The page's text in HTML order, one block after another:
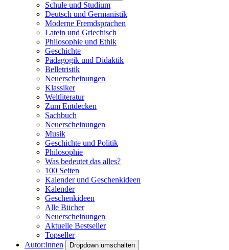
Schule und Studium
Deutsch und Germanistik
Moderne Fremdsprachen
Latein und Griechisch
Philosophie und Ethik
Geschichte
Pädagogik und Didaktik
Belletristik
Neuerscheinungen
Klassiker
Weltliteratur
Zum Entdecken
Sachbuch
Neuerscheinungen
Musik
Geschichte und Politik
Philosophie
Was bedeutet das alles?
100 Seiten
Kalender und Geschenkideen
Kalender
Geschenkideen
Alle Bücher
Neuerscheinungen
Aktuelle Bestseller
Topseller
Autor:innen
Dropdown umschalten